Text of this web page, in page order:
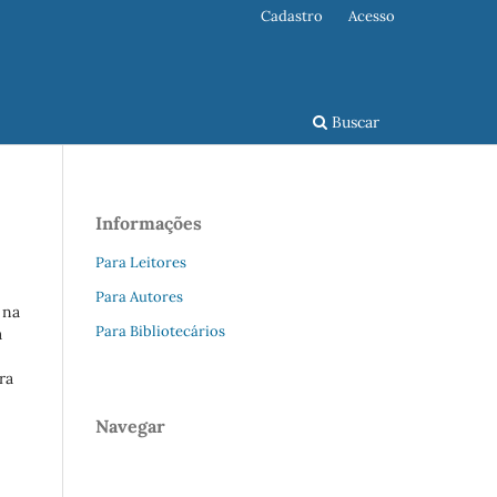
Buscar
Cadastro Acesso
Informações
Para Leitores
Para Autores
Para Bibliotecários
Navegar